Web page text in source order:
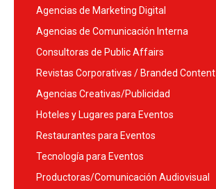
Agencias de Marketing Digital
Agencias de Comunicación Interna
Consultoras de Public Affairs
Revistas Corporativas / Branded Content
Agencias Creativas/Publicidad
Hoteles y Lugares para Eventos
Restaurantes para Eventos
Tecnología para Eventos
Productoras/Comunicación Audiovisual